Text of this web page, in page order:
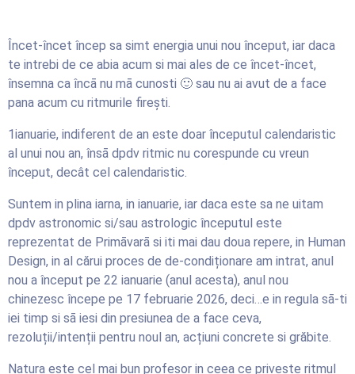
Încet-încet încep sa simt energia unui nou început, iar daca
te intrebi de ce abia acum si mai ales de ce încet-încet,
însemna ca încā nu mā cunosti 🙂 sau nu ai avut de a face
pana acum cu ritmurile firești.
1ianuarie, indiferent de an este doar începutul calendaristic
al unui nou an, însā dpdv ritmic nu corespunde cu vreun
început, decât cel calendaristic.
Suntem in plina iarna, in ianuarie, iar daca este sa ne uitam
dpdv astronomic si/sau astrologic începutul este
reprezentat de Primāvarā si iti mai dau doua repere, in Human
Design, in al cărui proces de de-condiționare am intrat, anul
nou a început pe 22 ianuarie (anul acesta), anul nou
chinezesc începe pe 17 februarie 2026, deci…e in regula sā-ti
iei timp si sā iesi din presiunea de a face ceva,
rezoluții/intenții pentru noul an, acțiuni concrete si grăbite.
Natura este cel mai bun profesor in ceea ce privește ritmul